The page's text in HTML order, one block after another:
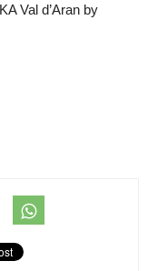
Val d’Aran by